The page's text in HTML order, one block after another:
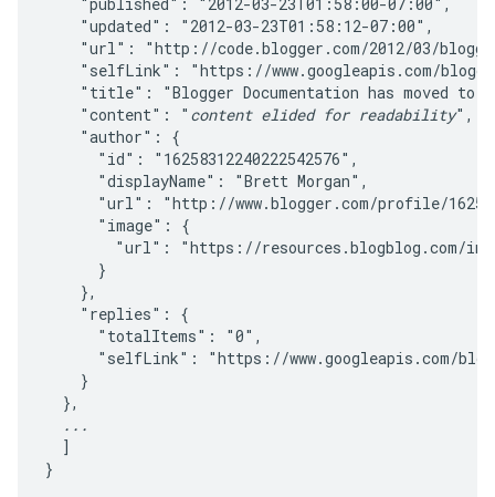
    "updated": "2012-03-23T01:58:12-07:00",
"url": "http://code.blogger.com/2012/03/
"selfLink": "https://www.googleapis.com/
"title": "Blogger Documentation has moved to
    "content": "
content elided for readability",
    "author": {
      "id": "16258312240222542576",
      "displayName": "Brett Morgan",
"url": "http://www.blogger.com/profile/
      "image": {
"url": "https://resources.blogblog.com/
      }
    },
    "replies": {
      "totalItems": "0",
"selfLink": "https://www.googleapis.com/
    }
  },
...
  ]